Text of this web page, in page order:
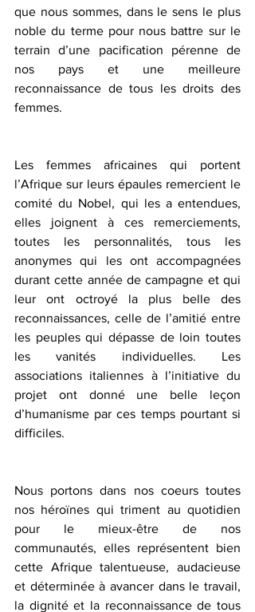
que nous sommes, dans le sens le plus
noble du terme pour nous battre sur le
terrain d’une pacification pérenne de
nos pays et une meilleure
reconnaissance de tous les droits des
femmes.
Les femmes africaines qui portent
l’Afrique sur leurs épaules remercient le
comité du Nobel, qui les a entendues,
elles joignent à ces remerciements,
toutes les personnalités, tous les
anonymes qui les ont accompagnées
durant cette année de campagne et qui
leur ont octroyé la plus belle des
reconnaissances, celle de l’amitié entre
les peuples qui dépasse de loin toutes
les vanités individuelles. Les
associations italiennes à l’initiative du
projet ont donné une belle leçon
d’humanisme par ces temps pourtant si
difficiles.
Nous portons dans nos coeurs toutes
nos héroïnes qui triment au quotidien
pour le mieux-être de nos
communautés, elles représentent bien
cette Afrique talentueuse, audacieuse
et déterminée à avancer dans le travail,
la dignité et la reconnaissance de tous